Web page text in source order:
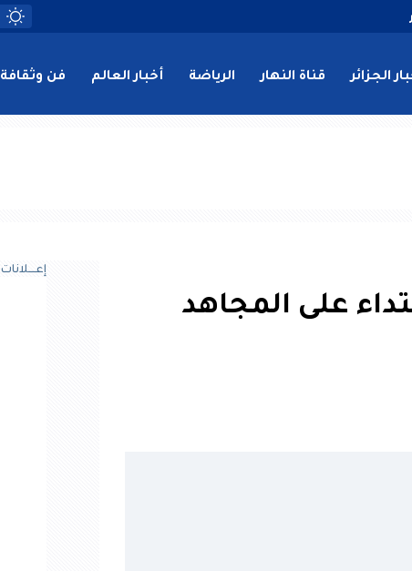
الجزائر قناة النهار الرياضة أخبار العالم فن وثقافة
على المجاهد
إعــــلانات